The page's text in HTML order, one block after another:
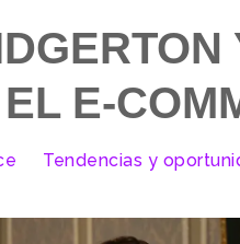
E-
Tendencias y